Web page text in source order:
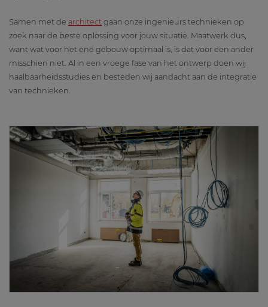
Samen met de architect gaan onze ingenieurs technieken op
zoek naar de beste oplossing voor jouw situatie. Maatwerk dus,
want wat voor het ene gebouw optimaal is, is dat voor een ander
misschien niet. Al in een vroege fase van het ontwerp doen wij
haalbaarheidsstudies en besteden wij aandacht aan de integratie
van technieken.